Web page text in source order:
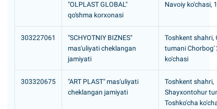
"OLPLAST GLOBAL"
qo'shma korxonasi
Navoiy ko'chasi,
303227061
"SCHYOTNIY BIZNES"
mas'uliyati cheklangan
jamiyati
Toshkent shahri,
tumani Chorbog'
ko'chasi
303320675
"ART PLAST" mas'uliyati
cheklangan jamiyati
Toshkent shahri,
Shayxontohur
Toshko'cha